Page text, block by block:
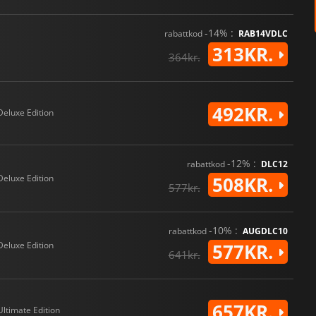
rabattkod-14% : RAB14VDLC
364kr. 313KR.
Edition 492KR.
Edition
rabattkod-12% : DLC12
577kr. 508KR.
Edition
rabattkod-10% : AUGDLC10
641kr. 577KR.
Edition